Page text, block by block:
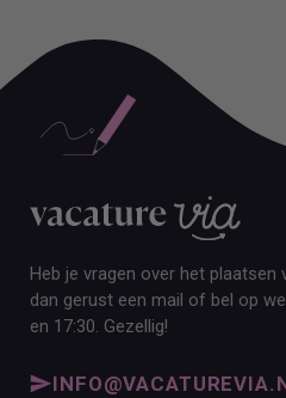
Heb je vragen over het plaatsen
dan gerust een mail of bel op
en 17:30. Gezellig!